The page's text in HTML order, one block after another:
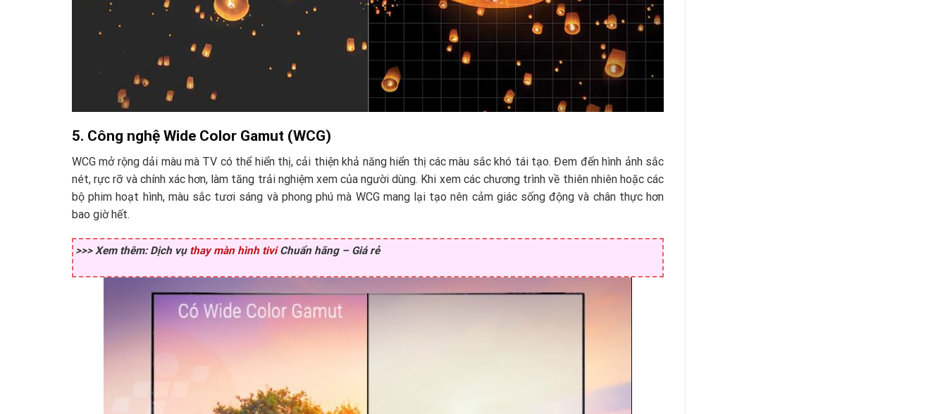
5. Công nghệ Wide Color Gamut (WCG)
WCG mở rộng dải màu mà TV có thể hiển thị, cải thiện khả năng hiển thị các màu sắc khó tái tạo. Đem đến hình ảnh sắc
nét, rực rỡ và chính xác hơn, làm tăng trải nghiệm xem của người dùng. Khi xem các chương trình về thiên nhiên hoặc các
bộ phim hoạt hình, màu sắc tươi sáng và phong phú mà WCG mang lại tạo nên cảm giác sống động và chân thực hơn
bao giờ hết.
>>> Xem thêm: Dịch vụ thay màn hình tiviChuẩn hãng – Giá rẻ